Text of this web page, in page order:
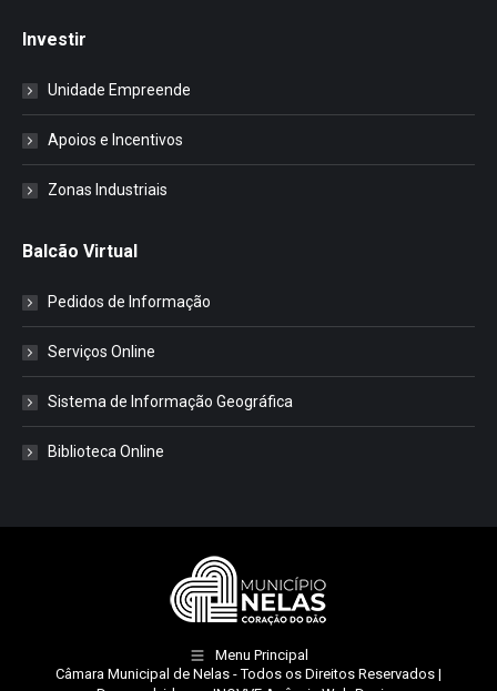
Investir
Unidade Empreende
Apoios e Incentivos
Zonas Industriais
Balcão Virtual
Pedidos de Informação
Serviços Online
Sistema de Informação Geográfica
Biblioteca Online
Menu Principal
Câmara Municipal de Nelas - Todos os Direitos Reservados |